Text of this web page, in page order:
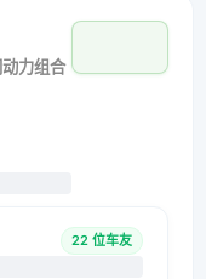
力组合
22 位车友